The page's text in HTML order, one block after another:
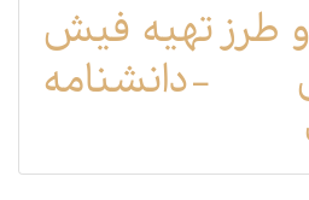
طرز تهیه فیش
-دانشنامه